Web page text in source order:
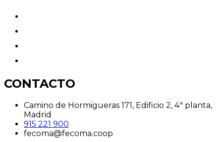
CONTACTO
Camino de Hormigueras 171, Edificio 2, 4ª planta,
Madrid
915 221 900
fecoma@fecoma.coop